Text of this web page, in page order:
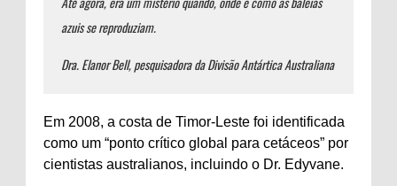
azuis se reproduziam.
Dra. Elanor Bell, pesquisadora da Divisão Antártica Australiana
Em 2008, a costa de Timor-Leste foi identificada
como um “ponto crítico global para cetáceos” por
cientistas australianos, incluindo o Dr. Edyvane.